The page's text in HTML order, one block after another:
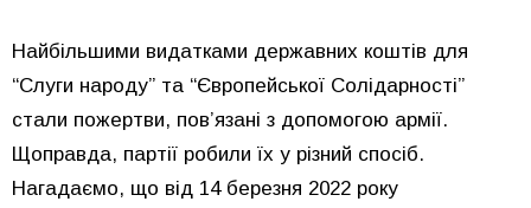
Найбільшими видатками державних коштів для
“Слуги народу” та “Європейської Солідарності”
стали пожертви, повʼязані з допомогою армії.
Щоправда, партії робили їх у різний спосіб.
Нагадаємо, що від 14 березня 2022 року